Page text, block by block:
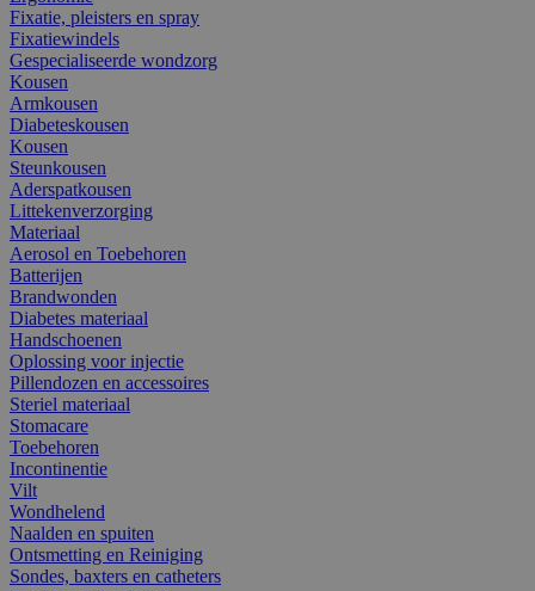
Fixatie, pleisters en spray
Fixatiewindels
Gespecialiseerde wondzorg
Kousen
Armkousen
Diabeteskousen
Kousen
Steunkousen
Aderspatkousen
Littekenverzorging
Materiaal
Aerosol en Toebehoren
Batterijen
Brandwonden
Diabetes materiaal
Handschoenen
Oplossing voor injectie
Pillendozen en accessoires
Steriel materiaal
Stomacare
Toebehoren
Incontinentie
Vilt
Wondhelend
Naalden en spuiten
Ontsmetting en Reiniging
Sondes, baxters en catheters